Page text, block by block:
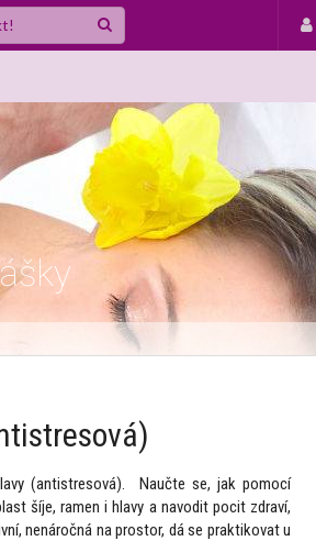
(antistresová). Naučte se, jak pomocí
šíje, ramen i hlavy a navodit pocit zdraví,
nenáročná na prostor, dá se praktikovat u